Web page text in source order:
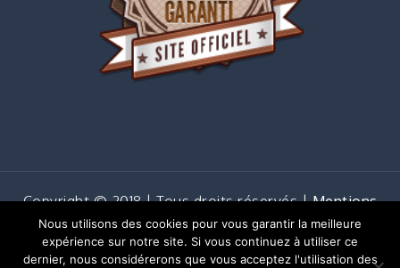
Copyright © 2018 | Tous droits réservés |Mentions
Shark Business byShark Themes
Nous utilisons des cookies pour vous garantir la meilleure
expérience sur notre site. Si vous continuez à utiliser ce
dernier, nous considérerons que vous acceptez l'utilisation des